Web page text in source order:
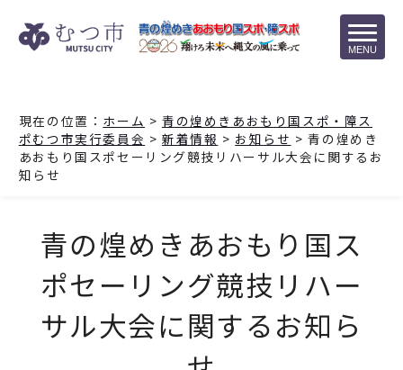
MENU
現在の位置： ホーム > 青の煌めきあおもり国スポ・障ス
ポむつ市実行委員会 > 新着情報 > お知らせ > 青の煌めき
あおもり国スポセーリング競技リハーサル大会に関するお
知らせ
青の煌めきあおもり国ス
ポセーリング競技リハー
サル大会に関するお知ら